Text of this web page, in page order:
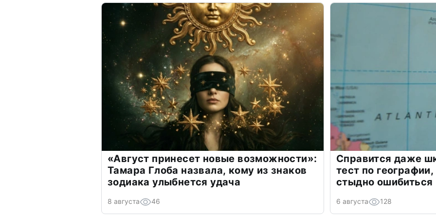
«Август принесет новые возможности»:
Тамара Глоба назвала, кому из знаков
зодиака улыбнется удача
8 августа 46
Справится даже
тест по
стыдно ошибиться
6 августа 128